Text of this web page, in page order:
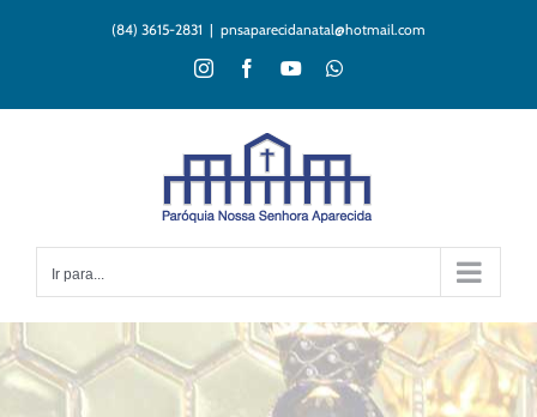
(84) 3615-2831 | pnsaparecidanatal@hotmail.com
InstagramFacebookYouTubeWhatsApp
Ir para...